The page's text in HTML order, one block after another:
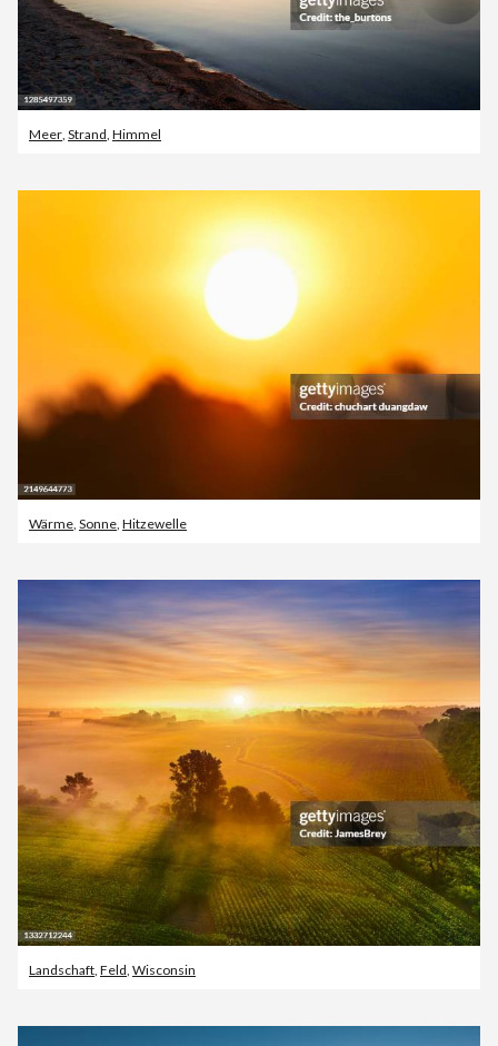
Meer, Strand, Himmel
Wärme Sonne Hitzewelle
Landschaft, Feld, Wisconsin